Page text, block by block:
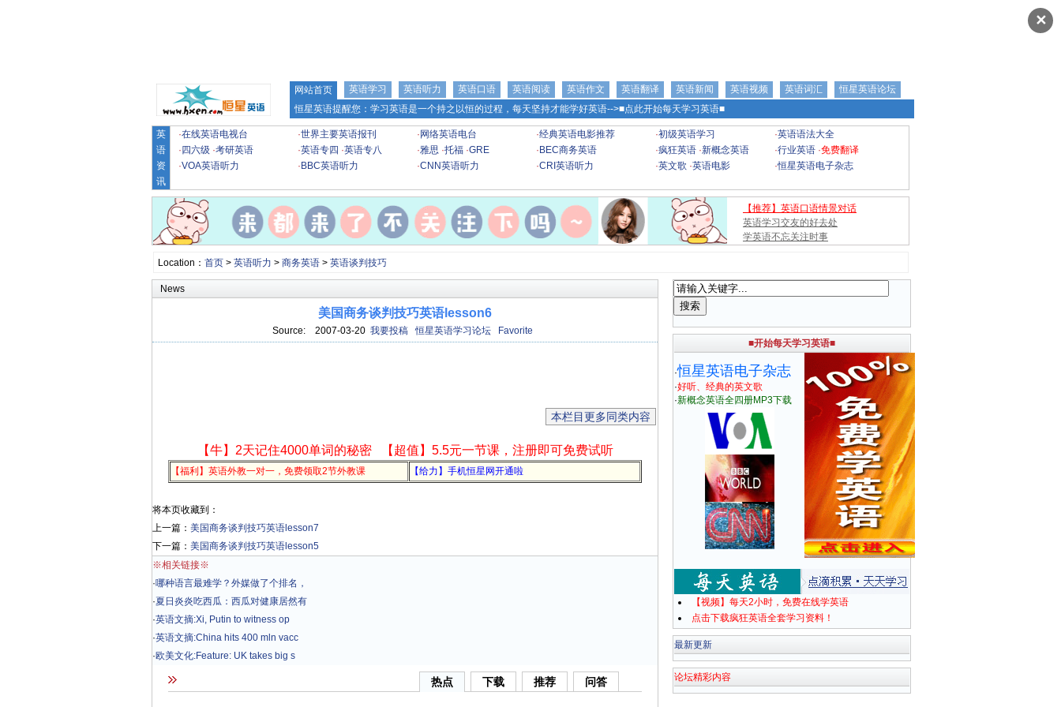
✕
网站首页 英语学习 英语听力 英语口语 英语阅读 英语作文 英语翻译 英语新闻 英语视频 英语词汇
恒星英语论坛
恒星英语提醒您：学习英语是一个持之以恒的过程，每天坚持才能学好英语-->■点此开始每天学习英语■
英
语
资
讯
·在线英语电视台 ·世界主要英语报刊 · 网络英语电台 ·经典英语电影推荐 ·初级英语学习 ·英语语法大全
· 四六级 ·考研英语 ·英语专四 ·英语专八 ·雅思 ·托福 ·GRE · BEC商务英语 ·疯狂英语 ·新概念英语 ·行业英语 ·免费翻译
·VOA英语听力 · BBC英语听力 ·CNN英语听力 ·CRI英语听力 ·英文歌 ·英语电影 ·恒星英语电子杂志
【推荐】英语口语情景对话
英语学习交友的好去处
学英语不忘关注时事
Location： 首页> 英语听力 > 商务英语> 英语谈判技巧
News
美国商务谈判技巧英语lesson6
Source: 2007-03-20 我要投稿 恒星英语学习论坛 Favorite
本栏目更多同类内容
【牛】2天记住4000单词的秘密 【超值】5.5元一节课，注册即可免费试听
【福利】英语外教一对一，免费领取2节外教课 【给力】手机恒星网开通啦
将本页收藏到：
上一篇： 美国商务谈判技巧英语lesson7
下一篇： 美国商务谈判技巧英语lesson5
※相关链接※
·哪种语言最难学？外媒做了个排名，
·夏日炎炎吃西瓜：西瓜对健康居然有
·英语文摘:Xi, Putin to witness op
·英语文摘:China hits 400 mln vacc
·欧美文化:Feature: UK takes big s
热点 下载 推荐 问答
■开始每天学习英语■
·恒星英语电子杂志
·好听、经典的英文歌
·新概念英语全四册MP3下载
【视频】每天2小时，免费在线学英语
点击下载疯狂英语全套学习资料！
最新更新
论坛精彩内容